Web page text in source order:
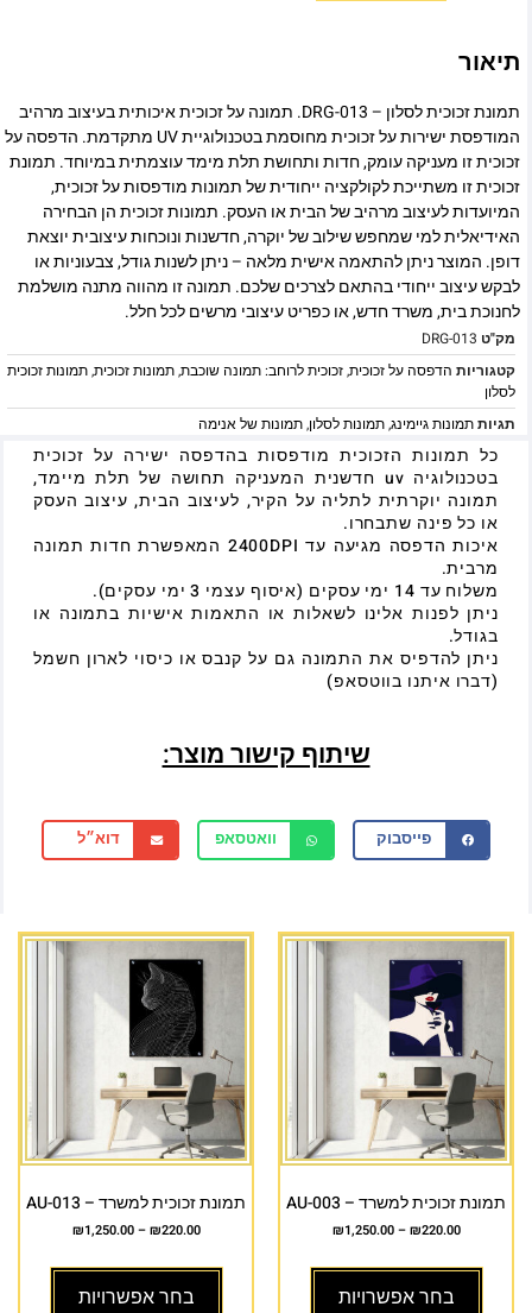
תיאור
תמונת זכוכית לסלון – DRG-013. תמונה על זכוכית איכותית בעיצוב מרהיב
המודפסת ישירות על זכוכית מחוסמת בטכנולוגיית UV מתקדמת. הדפסה על
זכוכית זו מעניקה עומק, חדות ותחושת תלת מימד עוצמתית במיוחד. תמונת
זכוכית זו משתייכת לקולקציה ייחודית של תמונות מודפסות על זכוכית,
המיועדות לעיצוב מרהיב של הבית או העסק. תמונות זכוכית הן הבחירה
האידיאלית למי שמחפש שילוב של יוקרה, חדשנות ונוכחות עיצובית יוצאת
דופן. המוצר ניתן להתאמה אישית מלאה – ניתן לשנות גודל, צבעוניות או
לבקש עיצוב ייחודי בהתאם לצרכים שלכם. תמונה זו מהווה מתנה מושלמת
לחנוכת בית, משרד חדש, או כפריט עיצובי מרשים לכל חלל.
מק"ט DRG-013
קטגוריות הדפסה על זכוכית,זכוכית לרוחב: תמונה שוכבת,תמונות זכוכית,תמונות זכוכית
לסלון
תגיותתמונות גיימינג,תמונות לסלון,תמונות של אנימה
כל תמונות הזכוכית מודפסות בהדפסה ישירה על זכוכית
בטכנולוגיה uv חדשנית המעניקה תחושה של תלת מיימד,
תמונה יוקרתית לתליה על הקיר, לעיצוב הבית, עיצוב העסק
או כל פינה שתבחרו.
איכות הדפסה מגיעה עד 2400DPI המאפשרת חדות תמונה
מרבית.
משלוח עד 14 ימי עסקים (איסוף עצמי 3 ימי עסקים).
ניתן לפנות אלינו לשאלות או התאמות אישיות בתמונה או
בגודל.
ניתן להדפיס את התמונה גם על קנבס או כיסוי לארון חשמל
(דברו איתנו בווטסאפ)
שיתוף קישור מוצר:
פייסבוק וואטסאפ דוא״ל
תמונת זכוכית למשרד – AU-003
₪220.00
–
₪1,250.00
בחר אפשרויות
תמונת זכוכית למשרד – AU-013
₪220.00
–
₪1,250.00
בחר אפשרויות